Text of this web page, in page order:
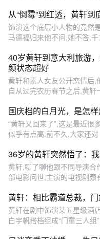
从“倒霉”到红透，黄轩到
饰演这个底层小人物的竟然
马德福归来他不问,她不答,
40岁黄轩到意大利旅游
颜状态超好
黄轩和素人女友公开恋情后
自从过完农历春节之后,黄
国庆档的白月光，是怎
“黄轩又回来了”,这是最近很
似乎有点高:前不久,大家还
36岁的黄轩突然悟了：
黄轩,聊了聊他跟不同导演
部电影问世,主演的电视剧颇
黄轩：相比霸道总裁，
黄轩在剧中饰演某五星级酒
白宇帆搭档组成“门童三人